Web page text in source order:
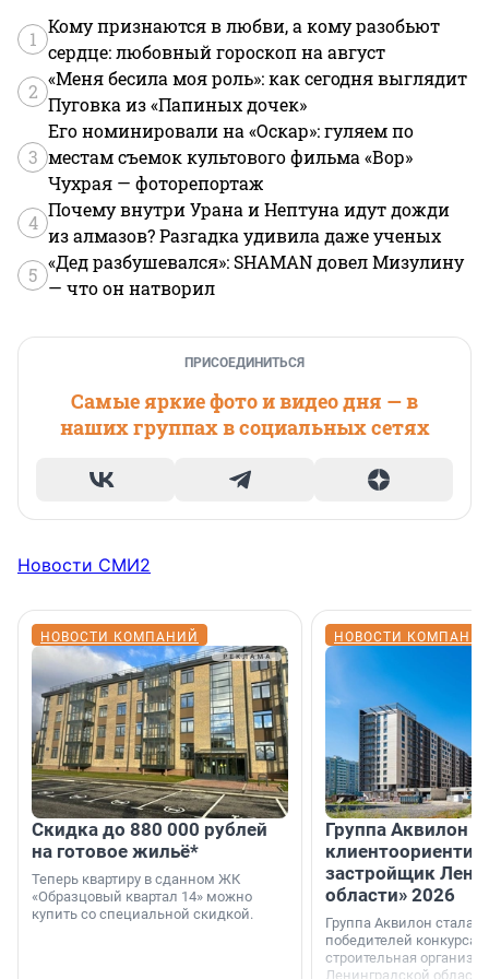
получать внятных ответов будет не от кого
Также есть и хорошие отзывы. Видимо от ИТР.
1
Кому признаются в любви, а кому разобьют
сердце: любовный гороскоп на август
2
«Меня бесила моя роль»: как сегодня выглядит
Пуговка из «Папиных дочек»
3
Его номинировали на «Оскар»: гуляем по
местам съемок культового фильма «Вор»
Чухрая — фоторепортаж
4
Почему внутри Урана и Нептуна идут дожди
из алмазов? Разгадка удивила даже ученых
5
«Дед разбушевался»: SHAMAN довел Мизулину
— что он натворил
ПРИСОЕДИНИТЬСЯ
Самые яркие фото и видео дня — в
наших группах в социальных сетях
Новости СМИ2
НОВОСТИ КОМПАНИЙ
Скидка до 880 000 рублей
на готовое жильё*
Теперь квартиру в сданном ЖК
«Образцовый квартал 14» можно
купить со специальной скидкой.
НОВОСТИ
Группа Аквилон
застройщик
области» 2026
Группа Аквилон стала
победителей конкурса
строительная
Ленинградской области